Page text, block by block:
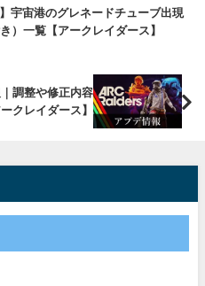
宇宙港のグレネードチューブ出現
）一覧【アークレイダース】
調整や修正内容
クレイダース】